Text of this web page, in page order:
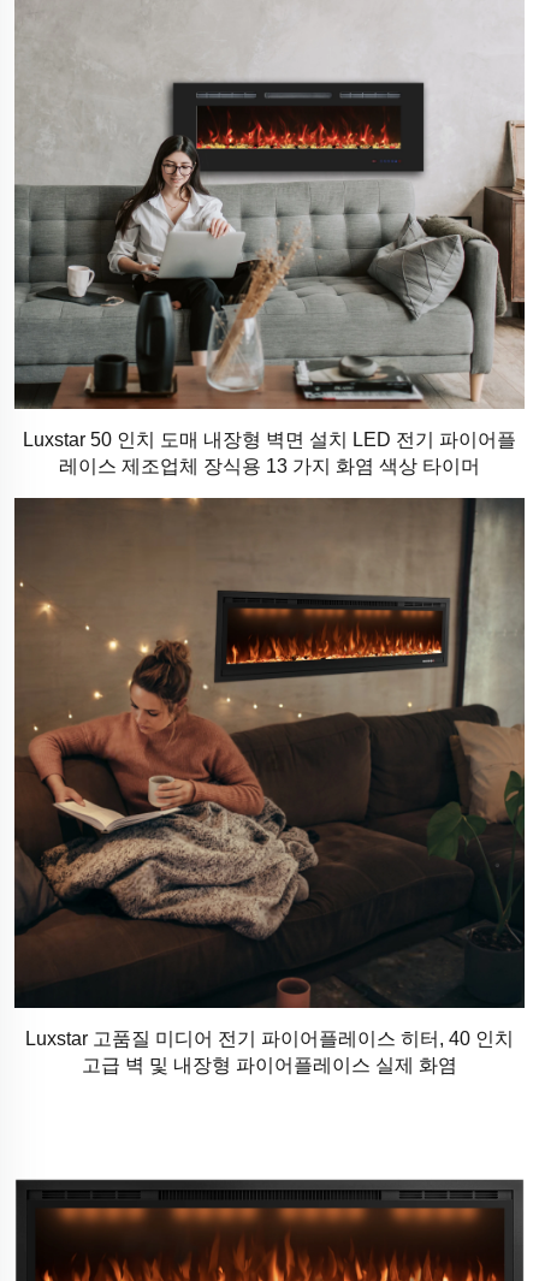
Luxstar 50 인치 도매 내장형 벽면 설치 LED 전기 파이어플
레이스 제조업체 장식용 13 가지 화염 색상 타이머
Luxstar 고품질 미디어 전기 파이어플레이스 히터, 40 인치
고급 벽 및 내장형 파이어플레이스 실제 화염